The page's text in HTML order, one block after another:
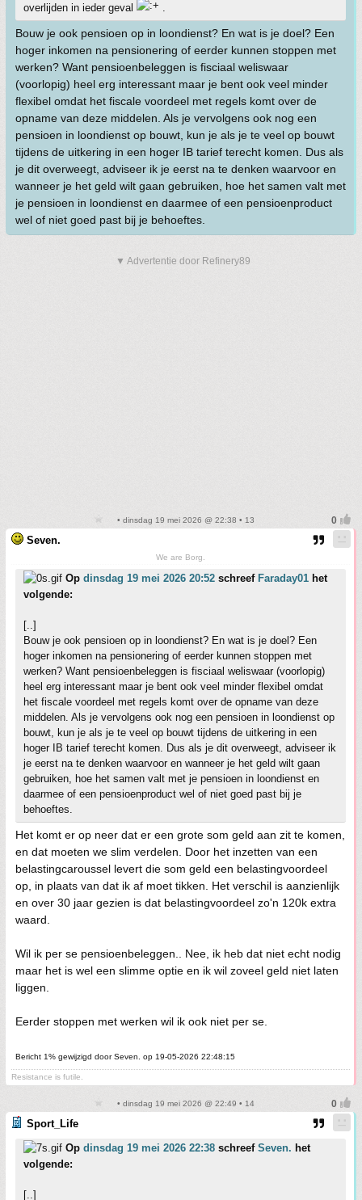
overlijden in ieder geval
Bouw je ook pensioen op in loondienst? En wat is je doel? Een
hoger inkomen na pensionering of eerder kunnen stoppen met
werken? Want pensioenbeleggen is fisciaal weliswaar
(voorlopig) heel erg interessant maar je bent ook veel minder
flexibel omdat het fiscale voordeel met regels komt over de
opname van deze middelen. Als je vervolgens ook nog een
pensioen in loondienst op bouwt, kun je als je te veel op bouwt
tijdens de uitkering in een hoger IB tarief terecht komen. Dus als
je dit overweegt, adviseer ik je eerst na te denken waarvoor en
wanneer je het geld wilt gaan gebruiken, hoe het samen valt met
je pensioen in loondienst en daarmee of een pensioenproduct
wel of niet goed past bij je behoeftes.
▼ Advertentie door Refinery89
• dinsdag 19 mei 2026 @ 22:38 • 13
Seven.
We are Borg.
Op dinsdag 19 mei 2026 20:52 schreef Faraday01 het
volgende:
[..]
Bouw je ook pensioen op in loondienst? En wat is je doel? Een
hoger inkomen na pensionering of eerder kunnen stoppen met
werken? Want pensioenbeleggen is fisciaal weliswaar (voorlopig)
heel erg interessant maar je bent ook veel minder flexibel omdat
het fiscale voordeel met regels komt over de opname van deze
middelen. Als je vervolgens ook nog een pensioen in loondienst op
bouwt, kun je als je te veel op bouwt tijdens de uitkering in een
hoger IB tarief terecht komen. Dus als je dit overweegt, adviseer ik
je eerst na te denken waarvoor en wanneer je het geld wilt gaan
gebruiken, hoe het samen valt met je pensioen in loondienst en
daarmee of een pensioenproduct wel of niet goed past bij je
behoeftes.
Het komt er op neer dat er een grote som geld aan zit te komen,
en dat moeten we slim verdelen. Door het inzetten van een
belastingcaroussel levert die som geld een belastingvoordeel
op, in plaats van dat ik af moet tikken. Het verschil is aanzienlijk
en over 30 jaar gezien is dat belastingvoordeel zo'n 120k extra
waard.
Wil ik per se pensioenbeleggen.. Nee, ik heb dat niet echt nodig
maar het is wel een slimme optie en ik wil zoveel geld niet laten
liggen.
Eerder stoppen met werken wil ik ook niet per se.
Bericht 1% gewijzigd door Seven. op 19-05-2026 22:48:15
Resistance is futile.
• dinsdag 19 mei 2026 @ 22:49 • 14
Sport_Life
Op dinsdag 19 mei 2026 22:38 schreef Seven. het
volgende:
[..]